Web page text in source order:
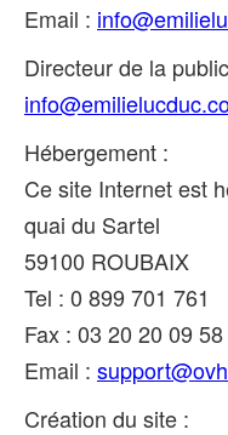
Email :
Directeur de la
Hébergement :
Ce site Internet est
quai du Sartel
59100 ROUBAIX
Tel : 0 899 701 761
Fax : 03 20 20 09 58
Email :
Création du site :